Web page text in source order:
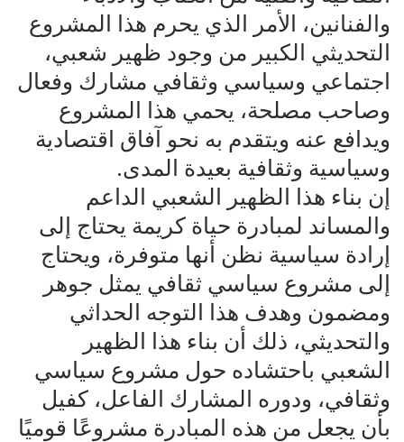
والفنانين، الأمر الذي يحرم هذا المشروع
التحديثي الكبير من وجود ظهير شعبي،
اجتماعي وسياسي وثقافي مشارك وفعال
وصاحب مصلحة، يحمي هذا المشروع
ويدافع عنه ويتقدم به نحو آفاق اقتصادية
وسياسية وثقافية بعيدة المدى.
إن بناء هذا الظهير الشعبي الداعم
والمساند لمبادرة حياة كريمة يحتاج إلى
إرادة سياسية نظن أنها متوفرة، ويحتاج
إلى مشروع سياسي ثقافي يمثل جوهر
ومضمون وهدف هذا التوجه الحداثي
والتحديثي، ذلك أن بناء هذا الظهير
الشعبي باحتشاده حول مشروع سياسي
وثقافي، ودوره المشارك الفاعل، كفيل
بأن يجعل من هذه المبادرة مشروعًا قوميًا